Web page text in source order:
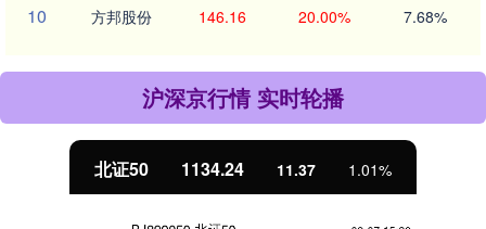
10 方邦股份 146.16 20.00% 7.68%
沪深京行情 实时轮播
北证50 1134.24 11.37 1.01%